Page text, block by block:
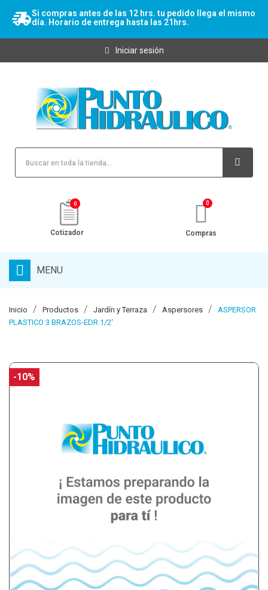
Si compras antes de las 12 hrs. tu pedido llega el mismo
día. Horario de entrega hasta las 21hrs.
Iniciar sesión
0
Cotizador Compras
MENU
Inicio Productos Jardín y Terraza Aspersores
ASPERSOR
PLASTICO 3 BRAZOS-EDR 1/2'
-10%